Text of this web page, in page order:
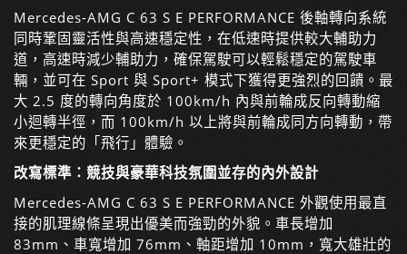
Mercedes-AMG C 63 S E PERFORMANCE 後軸轉向系統
同時鞏固靈活性與高速穩定性，在低速時提供較大輔助力
道，高速時減少輔助力，確保駕駛可以輕鬆穩定的駕駛車
輛，並可在 Sport 與 Sport+ 模式下獲得更強烈的回饋。最
大 2.5 度的轉向角度於 100km/h 內與前輪成反向轉動縮
小迴轉半徑，而 100km/h 以上將與前輪成同方向轉動，帶
來更穩定的「飛行」體驗。
改寫標準：競技與豪華科技氛圍並存的內外設計
Mercedes-AMG C 63 S E PERFORMANCE 外觀使用最直
接的肌理線條呈現出優美而強勁的外貌。車長增加
83mm、車寬增加 76mm、軸距增加 10mm，寬大雄壯的